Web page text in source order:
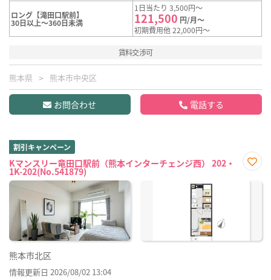
ロング【滝田口駅前】
30日以上～360日未満
1日当たり 3,500円～
121,500 円/月～
初期費用他 22,000円～
賃料交渉可
熊本県 熊本市中央区
お問合わせ 電話する
割引キャンペーン
Kマンスリー竜田口駅前（熊本インターチェンジ西） 202・
1K-202(No.541879)
に入
熊本市北区
情報更新日 2026/08/02 13:04